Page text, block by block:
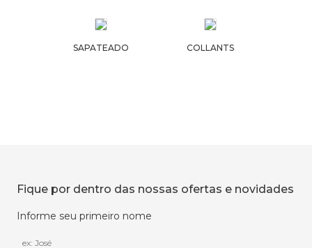
SAPATEADO COLLANTS
Fique por dentro das nossas ofertas e novidades
Informe seu primeiro nome